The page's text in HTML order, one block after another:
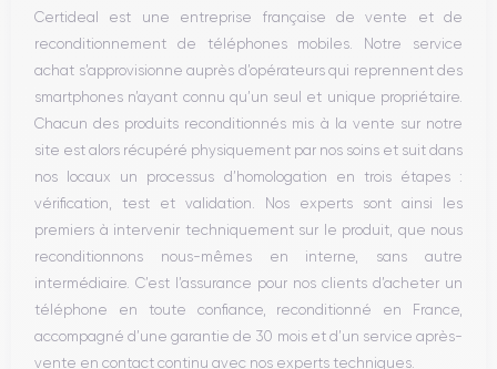
Bouton Home
Bluetooth
WiFi
Réseau
Vibreur
Prise USB
Certideal est une entreprise française de vente et de
reconditionnement de téléphones mobiles. Notre service
achat s’approvisionne auprès d’opérateurs qui reprennent des
smartphones n’ayant connu qu’un seul et unique propriétaire.
Chacun des produits reconditionnés mis à la vente sur notre
site est alors récupéré physiquement par nos soins et suit dans
nos locaux un processus d’homologation en trois étapes :
vérification, test et validation. Nos experts sont ainsi les
premiers à intervenir techniquement sur le produit, que nous
reconditionnons nous-mêmes en interne, sans autre
intermédiaire. C’est l’assurance pour nos clients d’acheter un
téléphone en toute confiance, reconditionné en France,
accompagné d’une garantie de 30 mois et d’un service après-
vente en contact continu avec nos experts techniques.